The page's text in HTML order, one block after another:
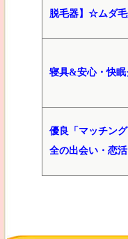
脱毛器】☆ムダ
寝具&安心・快
優良「マッチン
全の出会い・恋